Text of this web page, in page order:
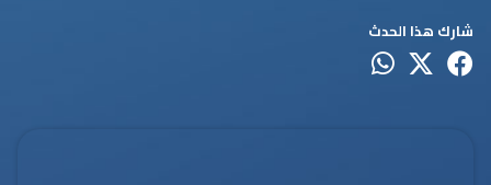
شارك هذا الحدث